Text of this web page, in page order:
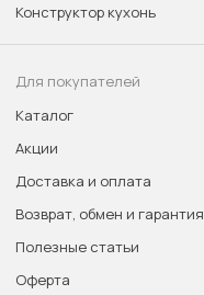
Конструктор кухонь
Для покупателей
Каталог
Акции
Доставка и оплата
Возврат, обмен и гарантия
Полезные статьи
Оферта